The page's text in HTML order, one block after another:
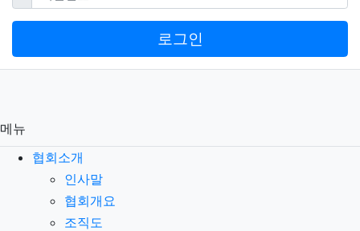
로그인
메뉴
협회소개
인사말
협회개요
조직도